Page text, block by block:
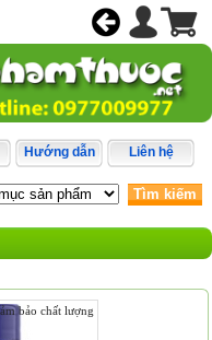
Hướng dẫn Liên hệ
Tìm kiếm